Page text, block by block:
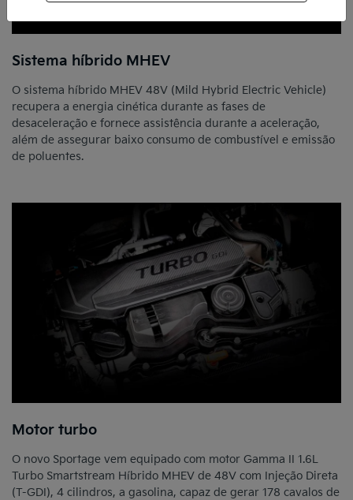
Sistema híbrido MHEV
O sistema híbrido MHEV 48V (Mild Hybrid Electric Vehicle)
recupera a energia cinética durante as fases de
desaceleração e fornece assistência durante a aceleração,
além de assegurar baixo consumo de combustível e emissão
de poluentes.
Motor turbo
O novo Sportage vem equipado com motor Gamma II 1.6L
Turbo Smartstream Híbrido MHEV de 48V com Injeção Direta
(T-GDI), 4 cilindros, a gasolina, capaz de gerar 178 cavalos de